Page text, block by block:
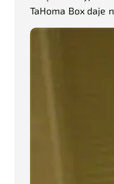
TaHoma Box daje